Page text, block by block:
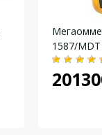
1587/MDT